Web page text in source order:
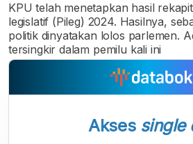
KPU telah menetapkan hasil
legislatif (Pileg) 2024. Hasilnya,
politik dinyatakan lolos parlemen.
tersingkir dalam pemilu kali ini
Akses single